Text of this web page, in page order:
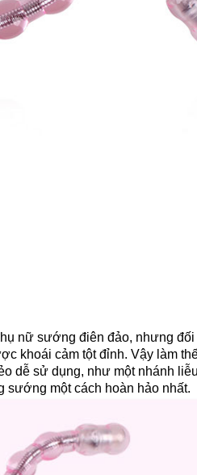
nữ sướng điên đảo, nhưng
khoái cảm tột đỉnh. Vậy làm
dễ sử dụng, như một nhánh
một cách hoàn hảo nhất.